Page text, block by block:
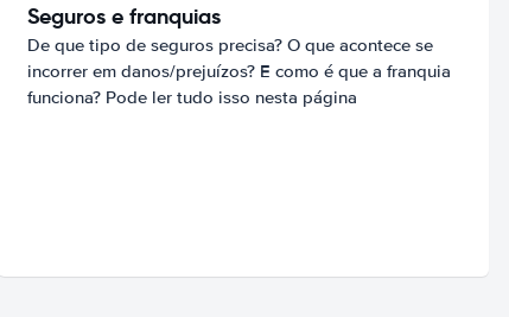
Seguros e franquias
De que tipo de seguros precisa? O que acontece se
incorrer em danos/prejuízos? E como é que a franquia
funciona? Pode ler tudo isso nesta página